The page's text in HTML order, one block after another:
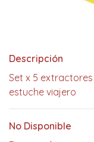
Descripción
Set x 5
estuche viajero
No Disponible